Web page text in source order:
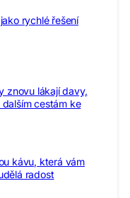
rychlé řešení
znovu lákají davy,
cestám ke
kávu, která vám
radost